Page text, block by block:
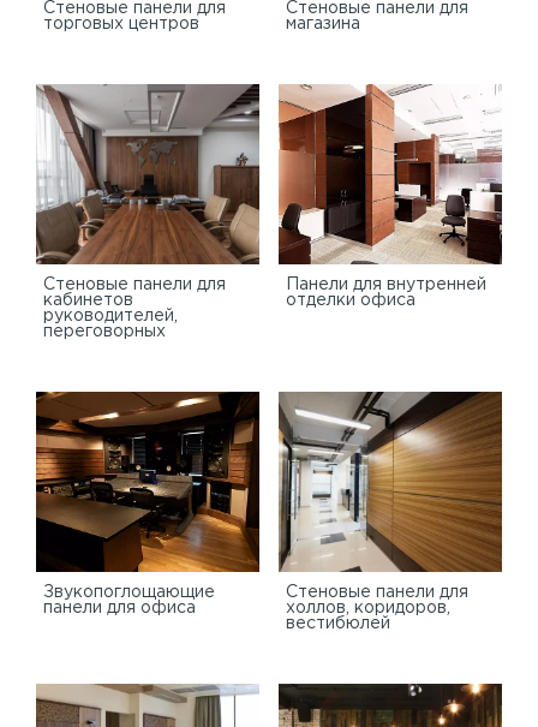
Cтеновые панели для
торговых центров
Стеновые панели для
магазина
Стеновые панели для
кабинетов
руководителей,
переговорных
Панели для внутренней
отделки офиса
Звукопоглощающие
панели для офиса
Стеновые панели для
холлов, коридоров,
вестибюлей